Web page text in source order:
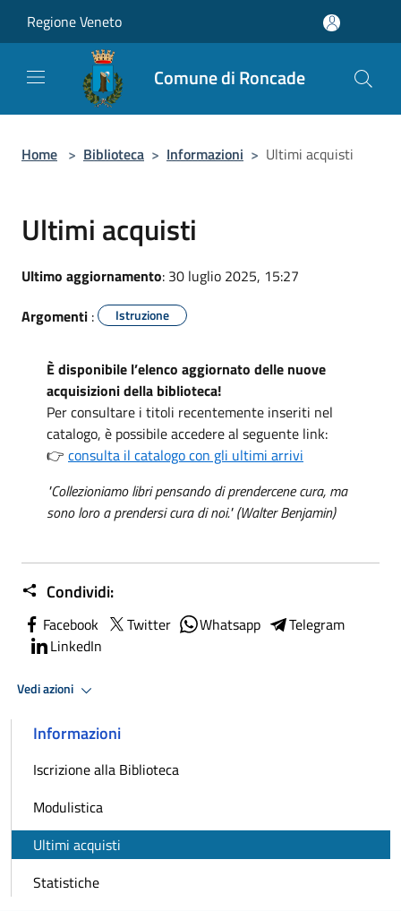
Regione Veneto
Comune di Roncade
Home > Biblioteca > Informazioni > Ultimi acquisti
Ultimi acquisti
Ultimo aggiornamento: 30 luglio 2025, 15:27
Argomenti : Istruzione
È disponibile l’elenco aggiornato delle nuove
acquisizioni della biblioteca!
Per consultare i titoli recentemente inseriti nel
catalogo, è possibile accedere al seguente link:
👉 consulta il catalogo con gli ultimi arrivi
"Collezioniamo libri pensando di prendercene cura, ma
sono loro a prendersi cura di noi." (Walter Benjamin)
Condividi:
Facebook Twitter Whatsapp
Telegram
LinkedIn
Vedi azioni
Informazioni
Iscrizione alla Biblioteca
Modulistica
Ultimi acquisti
Statistiche